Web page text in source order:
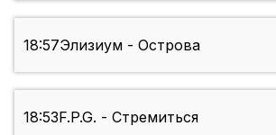
18:57Элизиум - Острова
18:53F.P.G. - Стремиться